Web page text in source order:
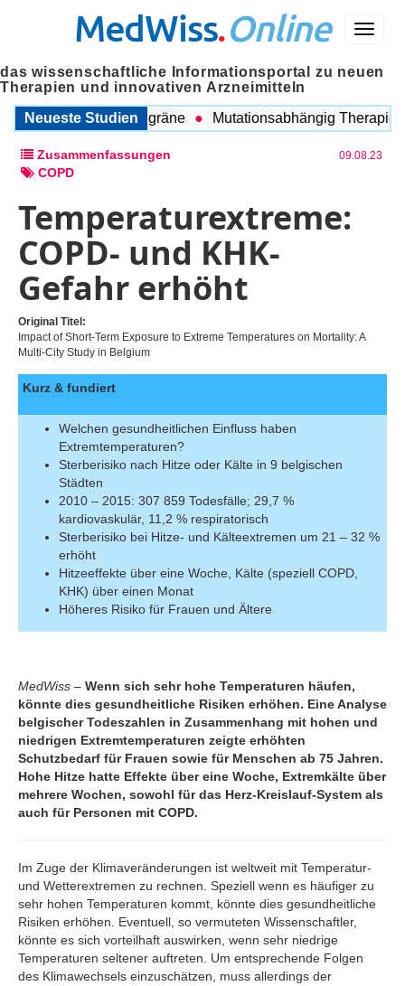
Menü
MedWiss.Online
das wissenschaftliche Informationsportal zu neuen
Therapien und innovativen Arzneimitteln
Neueste Studien
COPD und Migräne Mutationsabhängig Therapie
Zusammenfassungen 09.08.23
COPD
Temperaturextreme:
COPD- und KHK-
Gefahr erhöht
Original Titel:
Impact of Short-Term Exposure to Extreme Temperatures on Mortality: A
Multi-City Study in Belgium
Kurz & fundiert
Welchen gesundheitlichen Einfluss haben
Extremtemperaturen?
Sterberisiko nach Hitze oder Kälte in 9 belgischen
Städten
2010 – 2015: 307 859 Todesfälle; 29,7 %
kardiovaskulär, 11,2 % respiratorisch
Sterberisiko bei Hitze- und Kälteextremen um 21 – 32 %
erhöht
Hitzeeffekte über eine Woche, Kälte (speziell COPD,
KHK) über einen Monat
Höheres Risiko für Frauen und Ältere
MedWiss – Wenn sich sehr hohe Temperaturen häufen,
könnte dies gesundheitliche Risiken erhöhen. Eine Analyse
belgischer Todeszahlen in Zusammenhang mit hohen und
niedrigen Extremtemperaturen zeigte erhöhten
Schutzbedarf für Frauen sowie für Menschen ab 75 Jahren.
Hohe Hitze hatte Effekte über eine Woche, Extremkälte über
mehrere Wochen, sowohl für das Herz-Kreislauf-System als
auch für Personen mit COPD.
Im Zuge der Klimaveränderungen ist weltweit mit Temperatur-
und Wetterextremen zu rechnen. Speziell wenn es häufiger zu
sehr hohen Temperaturen kommt, könnte dies gesundheitliche
Risiken erhöhen. Eventuell, so vermuteten Wissenschaftler,
könnte es sich vorteilhaft auswirken, wenn sehr niedrige
Temperaturen seltener auftreten. Um entsprechende Folgen
des Klimawechsels einzuschätzen, muss allerdings der